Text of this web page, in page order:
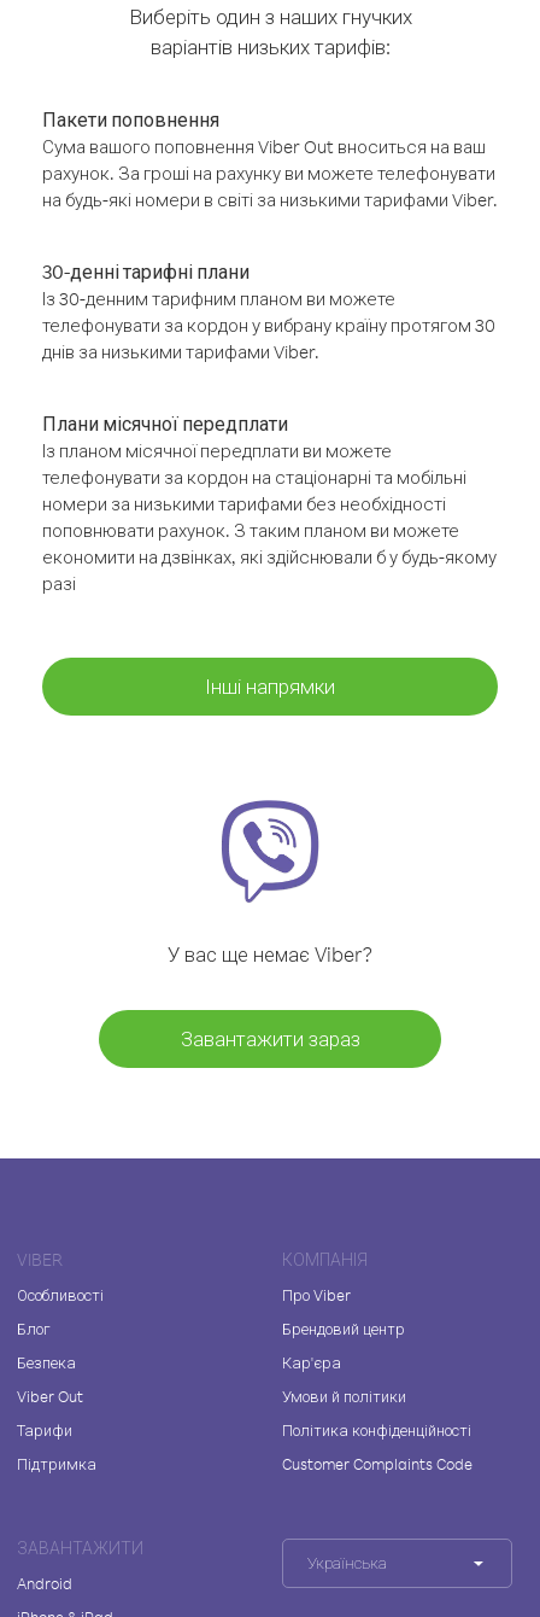
Виберіть один з наших гнучких
варіантів низьких тарифів:
Пакети поповнення
Сума вашого поповнення Viber Out вноситься на ваш
рахунок. За гроші на рахунку ви можете телефонувати
на будь-які номери в світі за низькими тарифами Viber.
30-денні тарифні плани
Із 30-денним тарифним планом ви можете
телефонувати за кордон у вибрану країну протягом 30
днів за низькими тарифами Viber.
Плани місячної передплати
Із планом місячної передплати ви можете
телефонувати за кордон на стаціонарні та мобільні
номери за низькими тарифами без необхідності
поповнювати рахунок. З таким планом ви можете
економити на дзвінках, які здійснювали б у будь-якому
разі
Інші напрямки
У вас ще немає Viber?
Завантажити зараз
VIBER
Особливості
Блог
Безпека
Viber Out
Тарифи
Підтримка
КОМПАНІЯ
Про Viber
Брендовий центр
Кар'єра
Умови й політики
Політика конфіденційності
Customer Complaints Code
ЗАВАНТАЖИТИ
Android
Українська